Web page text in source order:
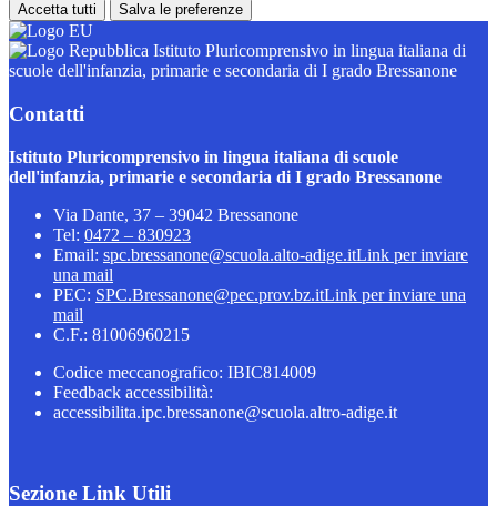
Accetta tutti Salva le preferenze
Istituto Pluricomprensivo in lingua italiana di
scuole dell'infanzia, primarie e secondaria di I grado Bressanone
Contatti
Istituto Pluricomprensivo in lingua italiana di scuole
dell'infanzia, primarie e secondaria di I grado Bressanone
Via Dante, 37 – 39042 Bressanone
Tel: 0472 – 830923
Email: spc.bressanone@scuola.alto-adige.itLink per inviare
una mail
PEC: SPC.Bressanone@pec.prov.bz.itLink per inviare una
mail
C.F.: 81006960215
Codice meccanografico: IBIC814009
Feedback accessibilità:
accessibilita.ipc.bressanone@scuola.altro-adige.it
Sezione Link Utili